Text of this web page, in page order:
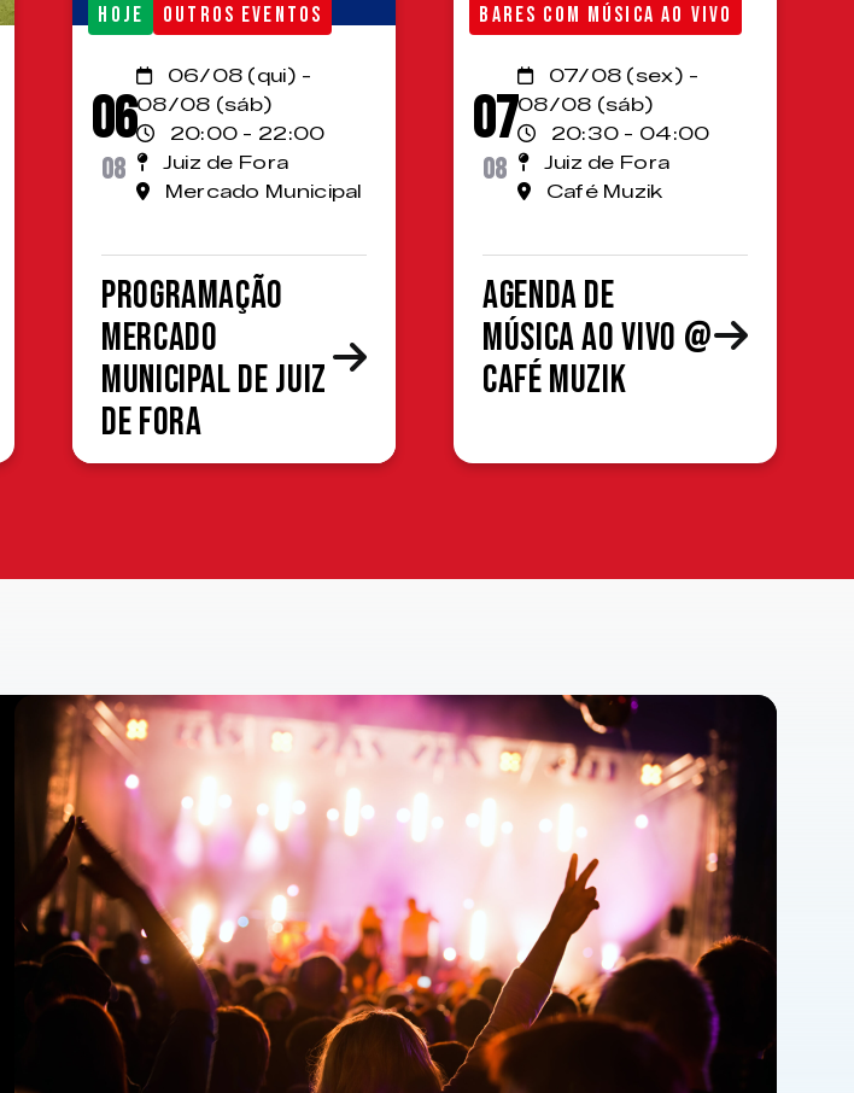
HOJE OUTROS EVENTOS
06
08
06/08 (qui) -
08/08 (sáb)
20:00 - 22:00
Juiz de Fora
Mercado Municipal
Programação
Mercado
Municipal de Juiz
de Fora
BARES COM MÚSICA AO VIVO
07
08
07/08 (sex) -
08/08 (sáb)
20:30 - 04:00
Juiz de Fora
Café Muzik
Agenda de
Música ao Vivo @
Café Muzik